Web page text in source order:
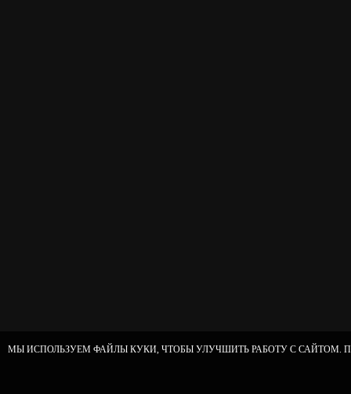
МЫ ИСПОЛЬЗУЕМ ФАЙЛЫ КУКИ, ЧТОБЫ УЛУЧШИТЬ РАБОТУ С САЙТОМ.